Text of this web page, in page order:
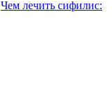
Чем лечить сифилис: